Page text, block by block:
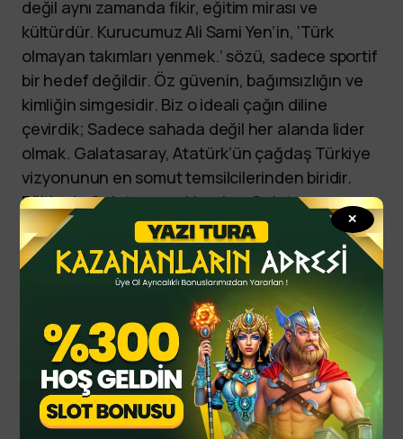
✕
değil aynı zamanda fikir, eğitim mirası ve
kültürdür. Kurucumuz Ali Sami Yen’in, ‘Türk
olmayan takımları yenmek.’ sözü, sadece sportif
bir hedef değildir. Öz güvenin, bağımsızlığın ve
kimliğin simgesidir. Biz o ideali çağın diline
çevirdik; Sadece sahada değil her alanda lider
olmak. Galatasaray, Atatürk’ün çağdaş Türkiye
vizyonunun en somut temsilcilerinden biridir.
Eğitimde Galatasaray Lisesi ve Galatasaray
Üniversitesi ile sporda kulübümüzle, kültürde
değerlerimizle Cumhuriyet’in değerlerini
yansıtıyoruz. Kazandıklarımız sadece bir
yönetimin değil camianın başarısıdır.”
sports yazitura yazituraonline
yazituraoyna
yazituraspor